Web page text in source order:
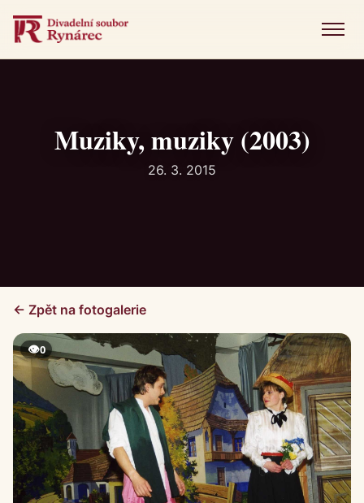
Kniha návštěv
Muziky, muziky (2003)
26. 3. 2015
← Zpět na fotogalerie
👁0